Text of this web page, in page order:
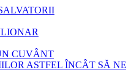
CUVÂNT
ASTFEL ÎNCÂT SĂ